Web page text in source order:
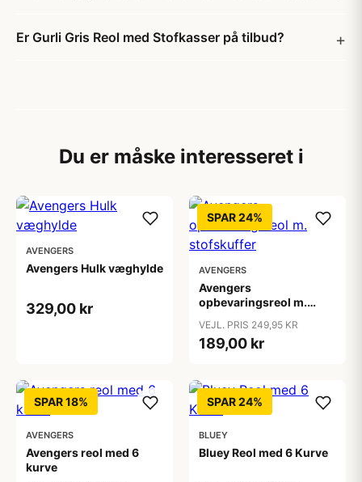
Er Gurli Gris Reol med Stofkasser på tilbud?
Du er måske interesseret i
AVENGERS
Avengers Hulk væghylde
329,00 kr
SPAR 24%
AVENGERS
Avengers
opbevaringsreol m.
VEJL. PRIS 249,95 KR
189,00 kr
SPAR 18%
AVENGERS
Avengers reol med 6
kurve
SPAR 24%
BLUEY
Bluey Reol med 6 Kurve